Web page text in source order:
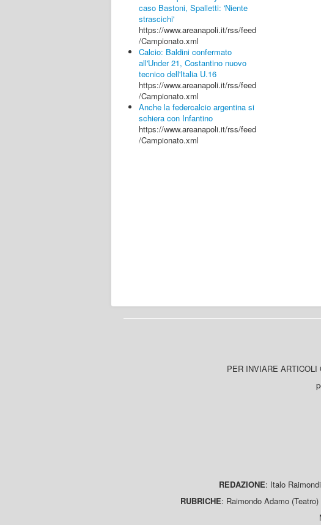
caso Bastoni, Spalletti: 'Niente
strascichi'
https://www.areanapoli.it/rss/feed
/Campionato.xml
Calcio: Baldini confermato
all'Under 21, Costantino nuovo
tecnico dell'Italia U.16
https://www.areanapoli.it/rss/feed
/Campionato.xml
Anche la federcalcio argentina si
schiera con Infantino
https://www.areanapoli.it/rss/feed
/Campionato.xml
PER INVIARE ARTICOLI
REDAZIONE: Italo
RUBRICHE: Raimondo Adamo